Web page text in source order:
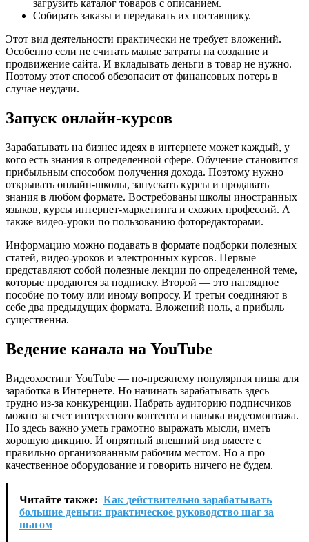
загрузить каталог товаров с описанием.
Собирать заказы и передавать их поставщику.
Этот вид деятельности практически не требует вложений.
Особенно если не считать малые затраты на создание и
продвижение сайта. И вкладывать деньги в товар не нужно.
Поэтому этот способ обезопасит от финансовых потерь в
случае неудачи.
Запуск онлайн-курсов
Зарабатывать на бизнес идеях в интернете может каждый, у
кого есть знания в определенной сфере. Обучение становится
прибыльным способом получения дохода. Поэтому нужно
открывать онлайн-школы, запускать курсы и продавать
знания в любом формате. Востребованы школы иностранных
языков, курсы интернет-маркетинга и схожих профессий. А
также видео-уроки по пользованию фоторедакторами.
Информацию можно подавать в формате подборки полезных
статей, видео-уроков и электронных курсов. Первые
представляют собой полезные лекции по определенной теме,
которые продаются за подписку. Второй — это наглядное
пособие по тому или иному вопросу. И третьи соединяют в
себе два предыдущих формата. Вложений ноль, а прибыль
существенна.
Ведение канала на YouTube
Видеохостинг YouTube — по-прежнему популярная ниша для
заработка в Интернете. Но начинать зарабатывать здесь
трудно из-за конкуренции. Набрать аудиторию подписчиков
можно за счет интересного контента и навыка видеомонтажа.
Но здесь важно уметь грамотно выражать мысли, иметь
хорошую дикцию. И опрятный внешний вид вместе с
правильно организованным рабочим местом. Но а про
качественное оборудование и говорить ничего не будем.
Читайте также: Как действительно зарабатывать
большие деньги: практическое руководство шаг за
шагом